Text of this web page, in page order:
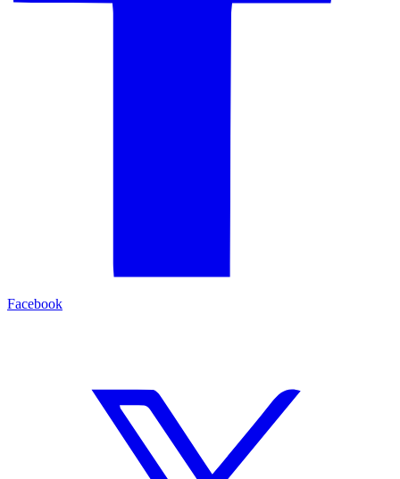
Facebook